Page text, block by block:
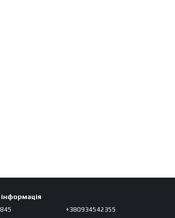
+380934542355